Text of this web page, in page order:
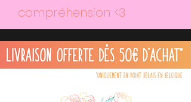
compréhension <3